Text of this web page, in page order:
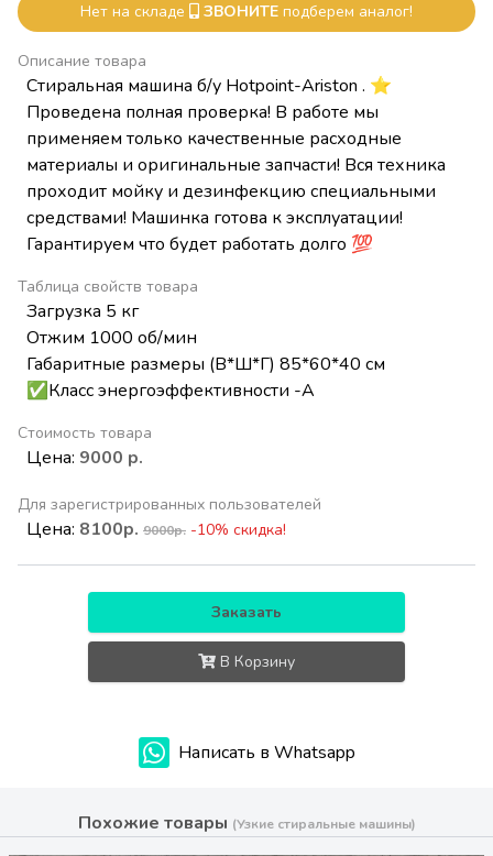
Нет на складе ЗВОНИТЕ подберем аналог!
Описание товара
Стиральная машина б/у Hotpoint-Ariston . ⭐
Проведена полная проверка! В работе мы
применяем только качественные расходные
материалы и оригинальные запчасти! Вся техника
проходит мойку и дезинфекцию специальными
средствами! Машинка готова к эксплуатации!
Гарантируем что будет работать долго 💯
Таблица свойств товара
Загрузка 5 кг
Отжим 1000 об/мин
Габаритные размеры (В*Ш*Г) 85*60*40 см
✅Класс энергоэффективности -А
Стоимость товара
Цена: 9000 р.
Для зарегистрированных пользователей
Цена: 8100р. 9000р. -10% скидка!
Заказать
В Корзину
Написать в Whatsapp
Похожие товары (Узкие стиральные машины)